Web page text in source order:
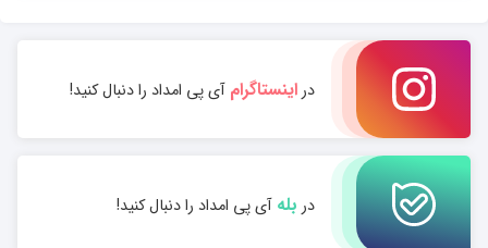
دراینستاگرامآی پی امداد را دنبال کنید!
در بلهآی پی امداد را دنبال کنید!